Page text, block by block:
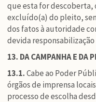
que esta for descoberta,
excluído(a) do pleito,
dos fatos à autoridade
devida responsabilização
13. DA CAMPANHA E DA
13.1.Cabe ao Poder
órgãos de imprensa
processo de escolha